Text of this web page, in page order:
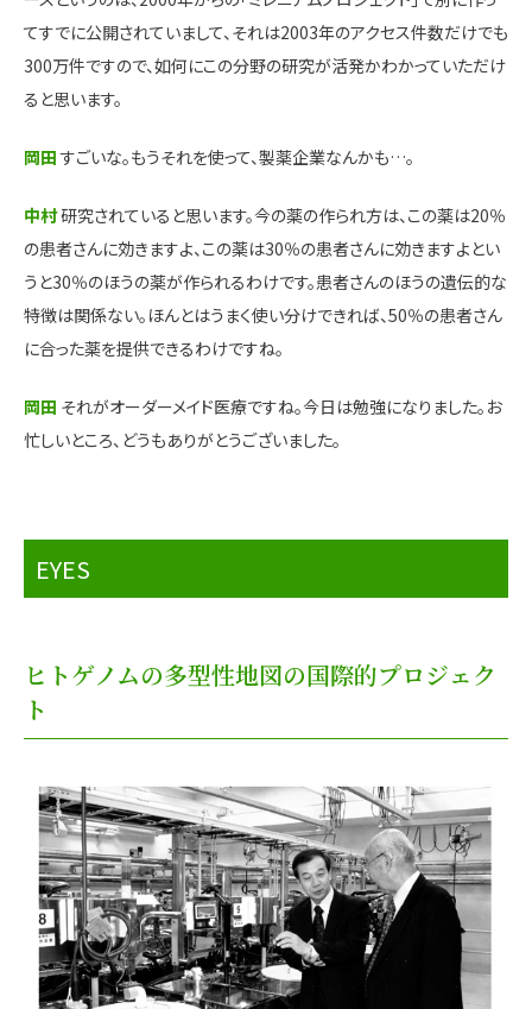
てすでに公開されていまして、それは2003年のアクセス件数だけでも
300万件ですので、如何にこの分野の研究が活発かわかっていただけ
ると思います。
岡田すごいな。もうそれを使って、製薬企業なんかも…。
中村研究されていると思います。今の薬の作られ方は、この薬は20％
の患者さんに効きますよ、この薬は30％の患者さんに効きますよとい
うと30％のほうの薬が作られるわけです。患者さんのほうの遺伝的な
特徴は関係ない。ほんとはうまく使い分けできれば、50％の患者さん
に合った薬を提供できるわけですね。
岡田 それがオーダーメイド医療ですね。今日は勉強になりました。お
忙しいところ、どうもありがとうございました。
EYES
ヒトゲノムの多型性地図の国際的プロジェク
ト